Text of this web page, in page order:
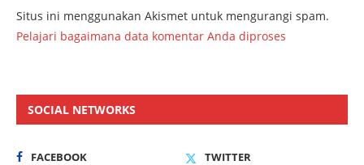
Situs ini menggunakan Akismet untuk mengurangi spam.
Pelajari bagaimana data komentar Anda diproses
SOCIAL NETWORKS
FACEBOOK
TWITTER